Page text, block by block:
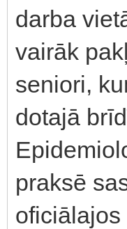
darba
vairāk
seniori,
dotajā
praksē
oficiālajos